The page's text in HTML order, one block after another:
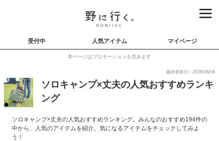
受付中 人気アイテム マイページ
本ページはプロモーションを含みます
最終更新日：2026/08/06
ソロキャンプ×丈夫の人気おすすめランキ
ング
ソロキャンプ×丈夫の人気おすすめランキング。みんなのおすすめ194件の
中から、人気のアイテムを紹介。気になるアイテムをチェックしてみよ
う！